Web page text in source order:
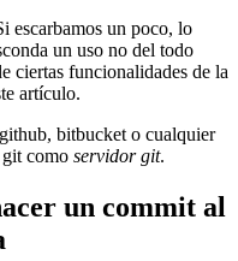
escarbamos un poco, lo
un uso no del todo
ciertas funcionalidades de la
artículo.
bitbucket o cualquier
git como servidor git.
un commit al